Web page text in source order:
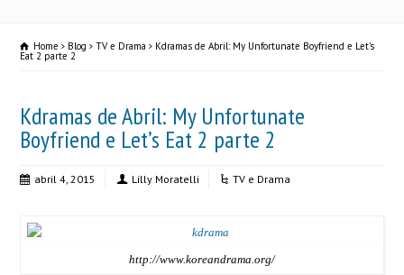
Home Blog TV e Drama Kdramas de Abril: My Unfortunate Boyfriend e Let's
Eat 2 parte 2
Kdramas de Abril: My Unfortunate
Boyfriend e Let’s Eat 2 parte 2
abril 4, 2015 Lilly Moratelli TV e Drama
http://www.koreandrama.org/